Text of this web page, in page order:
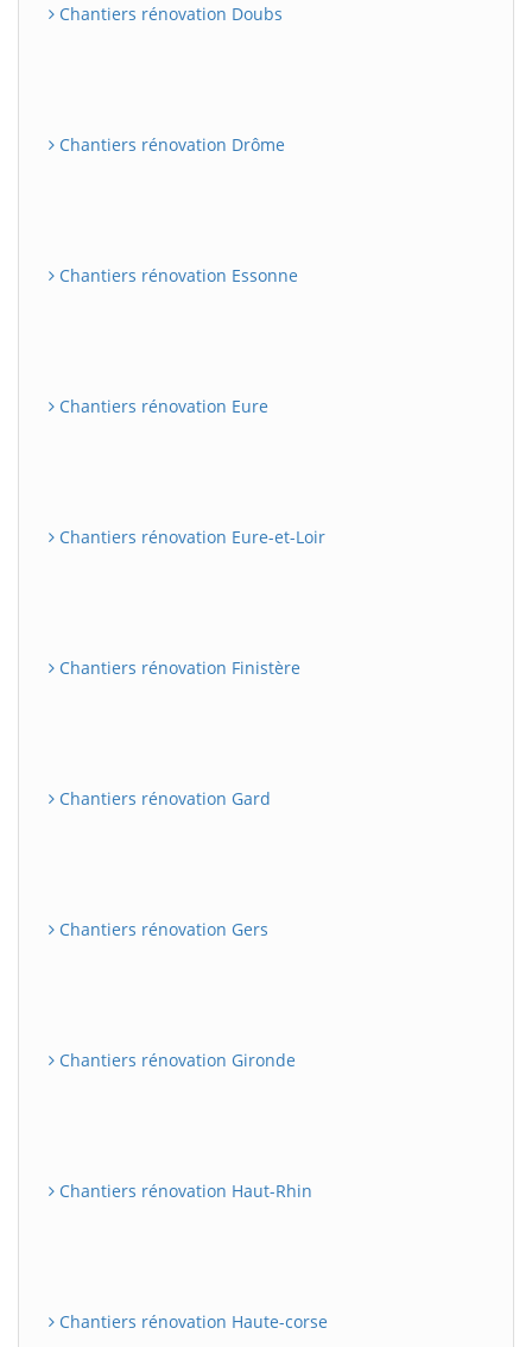
Chantiers rénovation Doubs
Chantiers rénovation Drôme
Chantiers rénovation Essonne
Chantiers rénovation Eure
Chantiers rénovation Eure-et-Loir
Chantiers rénovation Finistère
Chantiers rénovation Gard
Chantiers rénovation Gers
Chantiers rénovation Gironde
Chantiers rénovation Haut-Rhin
Chantiers rénovation Haute-corse